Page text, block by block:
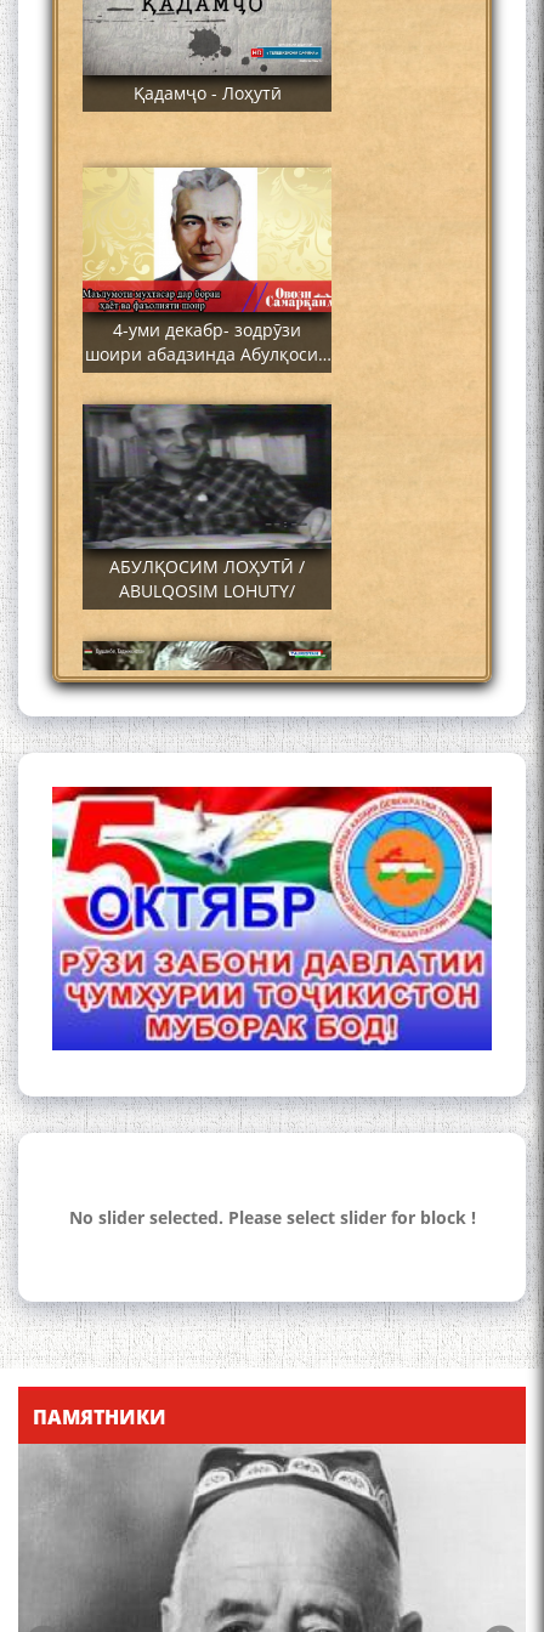
Қадамҷо - Лоҳутӣ
4-уми декабр- зодрӯзи
шоири абадзинда Абулқосим
Лоҳутӣ
АБУЛҚОСИМ ЛОҲУТӢ /
ABULQOSIM LOHUTY/
Что знают в Ташкенте о
Мирзо Турсунзаде, чьим
именем назвали станцию
метро?
Осорхонаи Мирзо
Тоҷикистон Мирзо
Турсунзода / Mirzo
Tursunzoda
ЧЕХРАХОИ АСЛИИ МИРЗО
ТУРСУНЗОДА
No slider selected. Please select slider for block !
ПАМЯТНИКИ